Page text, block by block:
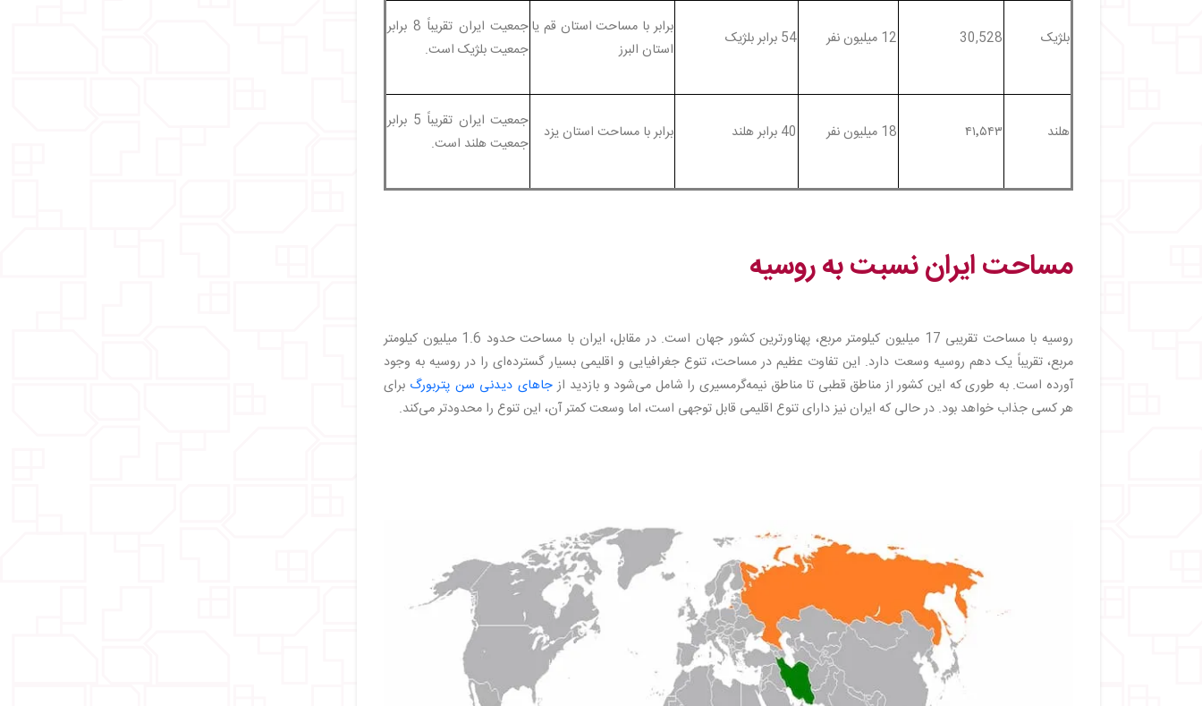
بلژیک 30,528 12 میلیون نفر 54 برابر بلژیک
برابر با مساحت استان قم یا
استان البرز
جمعیت ایران تقریباً 8 برابر
جمعیت بلژیک است.
هلند ۴۱٬۵۴۳ 18 میلیون نفر 40 برابر هلند برابر با مساحت استان یزد
جمعیت ایران تقریباً 5 برابر
جمعیت هلند است.
مساحت ایران نسبت به روسیه
روسیه با مساحت تقریبی 17 میلیون کیلومتر مربع، پهناورترین کشور جهان است. در مقابل، ایران با مساحت حدود 1.6 میلیون کیلومتر
مربع، تقریباً یک دهم روسیه وسعت دارد. این تفاوت عظیم در مساحت، تنوع جغرافیایی و اقلیمی بسیار گسترده‌ای را در روسیه به وجود
آورده است. به طوری که این کشور از مناطق قطبی تا مناطق نیمه‌گرمسیری را شامل می‌شود و بازدید ازجاهای دیدنی سن پتربورگ برای
هر کسی جذاب خواهد بود. در حالی که ایران نیز دارای تنوع اقلیمی قابل توجهی است، اما وسعت کمتر آن، این تنوع را محدودتر می‌کند.